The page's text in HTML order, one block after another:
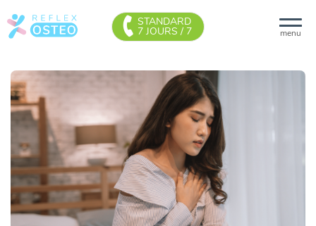
menu
STANDARD
7 JOURS / 7